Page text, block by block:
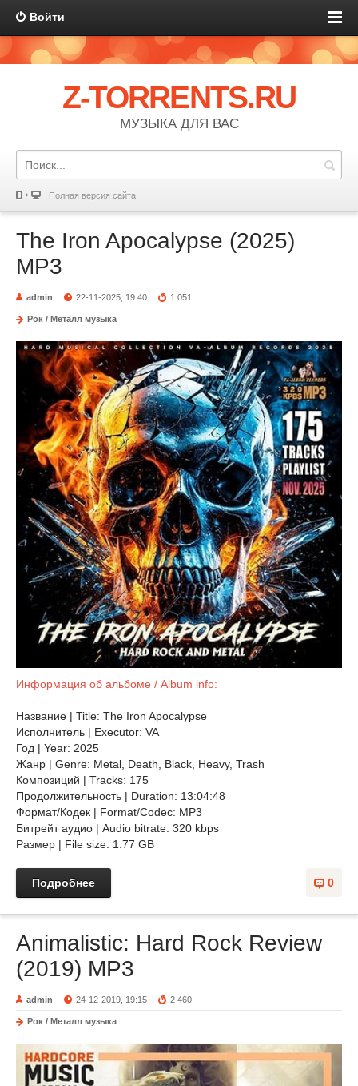
Войти
Z-TORRENTS.RU
МУЗЫКА ДЛЯ ВАС
Полная версия сайта
The Iron Apocalypse (2025)
MP3
admin 22-11-2025, 19:40 1 051
Рок / Металл музыка
Информация об альбоме / Album info:
Название | Title: The Iron Apocalypse
Исполнитель | Executor: VA
Год | Year: 2025
Жанр | Genre: Metal, Death, Black, Heavy, Trash
Композиций | Tracks: 175
Продолжительность | Duration: 13:04:48
Формат/Кодек | Format/Codec: MP3
Битрейт аудио | Audio bitrate: 320 kbps
Размер | File size: 1.77 GB
0
Подробнее
Animalistic: Hard Rock Review
(2019) MP3
admin 24-12-2019, 19:15 2 460
Рок / Металл музыка